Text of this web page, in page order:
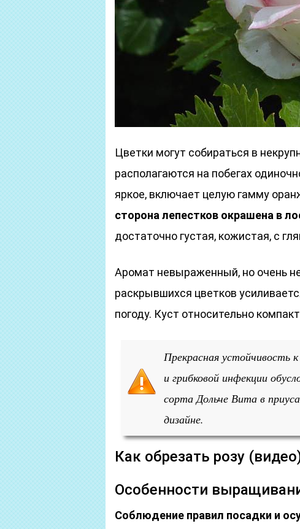
Цветки могут собираться в
располагаются на побегах
яркое, включает целую гамму
сторона лепестков окрашена в
достаточно густая, кожистая, с
Аромат невыраженный, но очень
раскрывшихся цветков
погоду. Куст относительно
Прекрасная устойчивость
и грибковой инфекции
сорта Дольче Вита в
дизайне.
Как обрезать розу
Особенности
Соблюдение правил посадки и